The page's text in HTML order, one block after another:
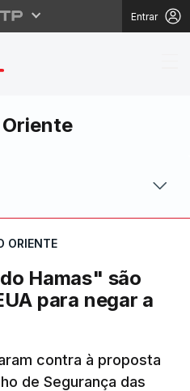
Entrar
do
ORIENTE
Hamas" são
para negar a
contra à proposta
de Segurança das